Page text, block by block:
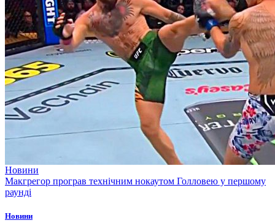
Новини
Макгрегор програв технічним нокаутом Голловею у першому
раунді
Новини